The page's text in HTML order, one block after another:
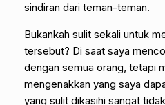
sindiran dari teman-teman.
Bukankah sulit sekali untuk
tersebut? Di saat saya
dengan semua orang, tetapi
mengenakkan yang saya
yang sulit dikasihi sangat